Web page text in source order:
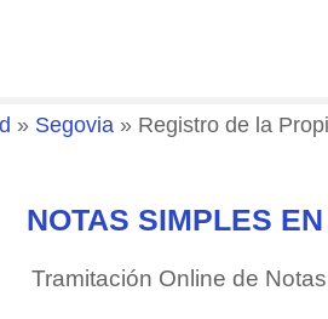
» Segovia » Registro de la
NOTAS SIMPLES
Tramitación Online de